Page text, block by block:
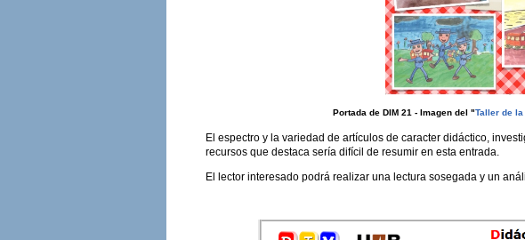
Portada de DIM 21 - Imagen del "Taller de la
El espectro y la variedad de artículos de caracter didáctico,
recursos que destaca sería difícil de resumir en esta entrada.
El lector interesado podrá realizar una lectura sosegada y un